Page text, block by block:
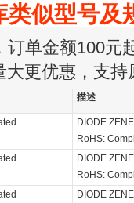
类似型号及
单金额100元
更优惠，支持
描述
DIODE
RoHS:
DIODE
RoHS:
DIODE